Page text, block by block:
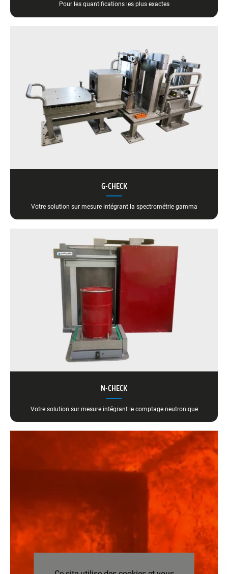
Pour les quantifications les plus exactes
G-CHECK
Votre solution sur mesure intégrant la spectrométrie gamma
N-CHECK
Votre solution sur mesure intégrant le comptage neutronique